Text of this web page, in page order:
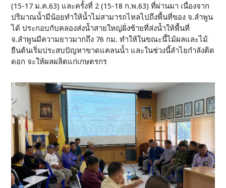
(15-17 ม.ค.63) และครั้งที่ 2 (15-18 ก.พ.63) ที่ผ่านมา เนื่องจาก
ปริมาณน้ำมีน้อยทำให้น้ำไม่สามารถไหลไปถึงพื้นที่ของ จ.ลำพูน
ได้ ประกอบกับคลองส่งน้ำสายใหญ่ฝั่งซ้ายที่ส่งน้ำให้พื้นที่
จ.ลำพูนมีความยาวมากถึง 76 กม. ทำให้ในขณะนี้ไม้ผลและไม้
ยืนต้นเริ่มประสบปัญหาขาดแคลนน้ำ และในช่วงนี้ลำไยกำลังติด
ดอก จะให้ผลผลิตแก่เกษตรกร